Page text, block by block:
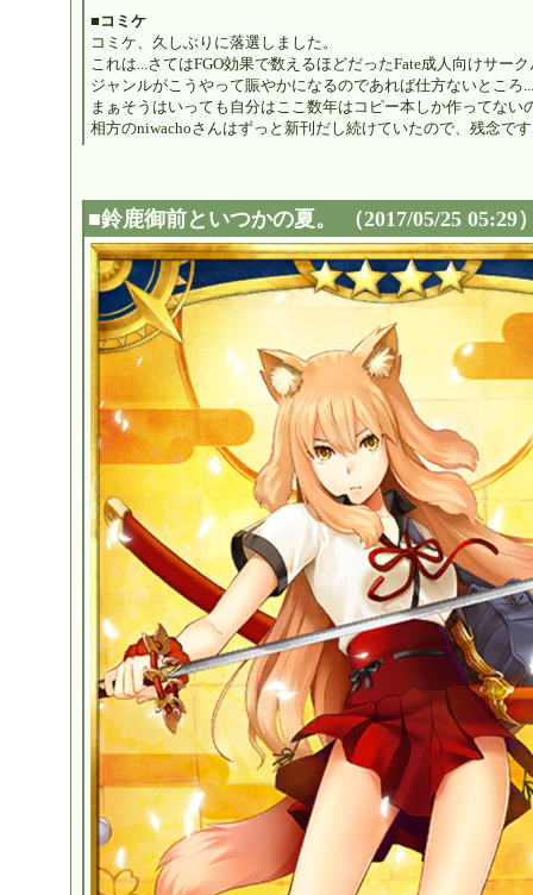
■コミケ
コミケ、久しぶりに落選しました。
これは...さてはFGO効果で数えるほどだったFate成人向けサー
ジャンルがこうやって賑やかになるのであれば仕方ないところ
まぁそうはいっても自分はここ数年はコピー本しか作ってない
相方のniwachoさんはずっと新刊だし続けていたので、残念で
■鈴鹿御前といつかの夏。 （2017/05/25 05:29